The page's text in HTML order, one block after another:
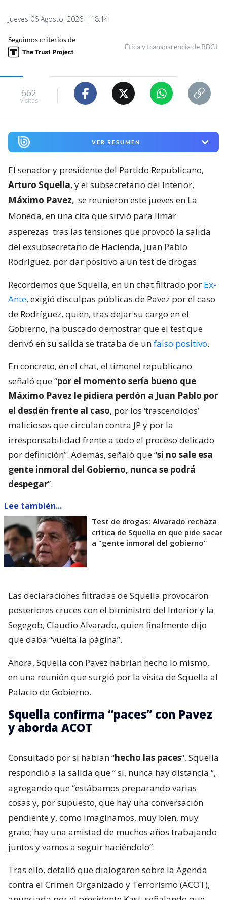
Jueves 06 Agosto, 2026 | 18:14
Seguimos criterios de
Ética y transparencia de BBCL
662
visitas
VER RESUMEN
El senador y presidente del Partido Republicano,
Arturo Squella, y el subsecretario del Interior,
Máximo Pavez, se reunieron este jueves en La
Moneda, en una cita que sirvió para limar
asperezas tras las tensiones que provocó la salida
del exsubsecretario de Hacienda, Juan Pablo
Rodríguez, por dar positivo a un test de drogas.
Recordemos que Squella, en un chat filtrado por Ex-
Ante, exigió disculpas públicas de Pavez por el caso
de Rodríguez, quien, tras dejar su cargo en el
Gobierno, ha buscado demostrar que el test que
derivó en su salida se trataba de unfalso positivo.
En concreto, en el chat, el timonel republicano
señaló que “por el momento sería bueno que
Máximo Pavez le pidiera perdón a Juan Pablo por
el desdén frente al caso, por los ‘trascendidos’
maliciosos que circulan contra JP y por la
irresponsabilidad frente a todo el proceso delicado
por definición”. Además, señaló que “si no sale esa
gente inmoral del Gobierno, nunca se podrá
despegar”.
Lee también...
Test de drogas: Alvarado rechaza
crítica de Squella en que pide sacar
a "gente inmoral del gobierno"
Las declaraciones filtradas de Squella provocaron
posteriores cruces con el biministro del Interior y la
Segegob, Claudio Alvarado, quien finalmente dijo
que daba “vuelta la página”.
Ahora, Squella con Pavez habrían hecho lo mismo,
en una reunión que surgió por la visita de Squella al
Palacio de Gobierno.
Squella confirma “paces” con Pavez
y aborda ACOT
Consultado por si habían “hecho las paces“, Squella
respondió a la salida que “sí, nunca hay distancia “,
agregando que “estábamos preparando varias
cosas y, por supuesto, que hay una conversación
pendiente y, como imaginamos, muy bien, muy
grato; hay una amistad de muchos años trabajando
juntos y vamos a seguir haciéndolo”.
Tras ello, detalló que dialogaron sobre la Agenda
contra el Crimen Organizado y Terrorismo (ACOT),